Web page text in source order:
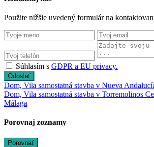
Použite nižšie uvedený formulár na
Súhlasím s GDPR a EU privacy.
Odoslať
Dom, Vila samostatná stavba v Nueva
Dom, Vila samostatná stavba v Torremolinos
Málaga
Porovnaj zoznamy
Porovnať